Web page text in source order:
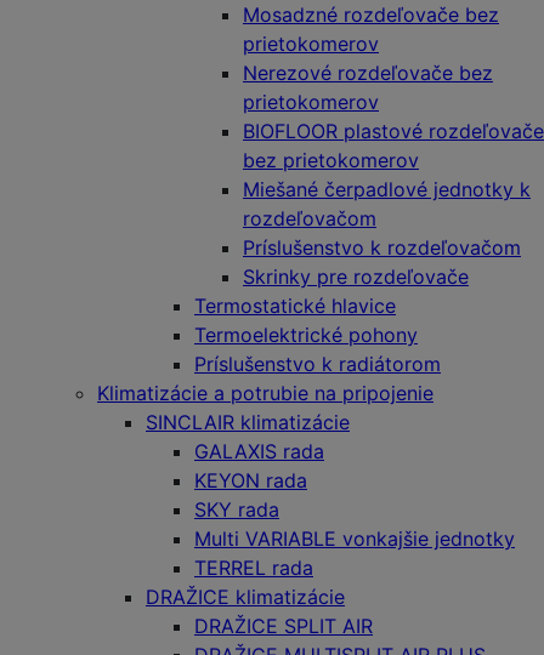
Mosadzné rozdeľovače bez
prietokomerov
Nerezové rozdeľovače bez
prietokomerov
BIOFLOOR plastové rozdeľovače
bez prietokomerov
Miešané čerpadlové jednotky k
rozdeľovačom
Príslušenstvo k rozdeľovačom
Skrinky pre rozdeľovače
Termostatické hlavice
Termoelektrické pohony
Príslušenstvo k radiátorom
Klimatizácie a potrubie na pripojenie
SINCLAIR klimatizácie
GALAXIS rada
KEYON rada
SKY rada
Multi VARIABLE vonkajšie jednotky
TERREL rada
DRAŽICE klimatizácie
DRAŽICE SPLIT AIR